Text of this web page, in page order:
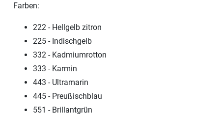
Farben:
222 - Hellgelb zitron
225 - Indischgelb
332 - Kadmiumrotton
333 - Karmin
443 - Ultramarin
445 - Preußischblau
551 - Brillantgrün